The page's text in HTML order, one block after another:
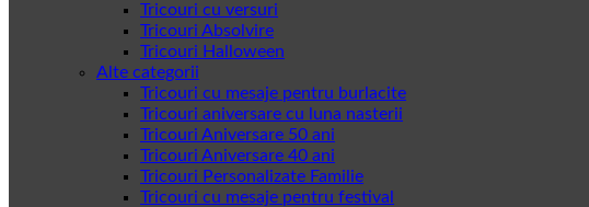
Tricouri cu versuri
Tricouri Absolvire
Tricouri Halloween
Alte categorii
Tricouri cu mesaje pentru burlacite
Tricouri aniversare cu luna nasterii
Tricouri Aniversare 50 ani
Tricouri Aniversare 40 ani
Tricouri Personalizate Familie
Tricouri cu mesaje pentru festival